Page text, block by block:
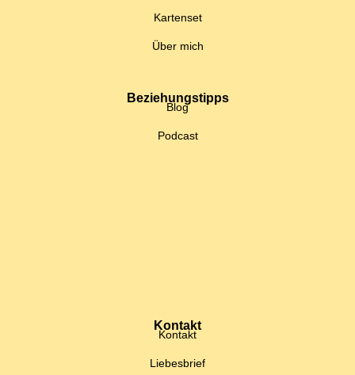
Kartenset
Über mich
Beziehungstipps
Blog
Podcast
Kontakt
Kontakt
Liebesbrief